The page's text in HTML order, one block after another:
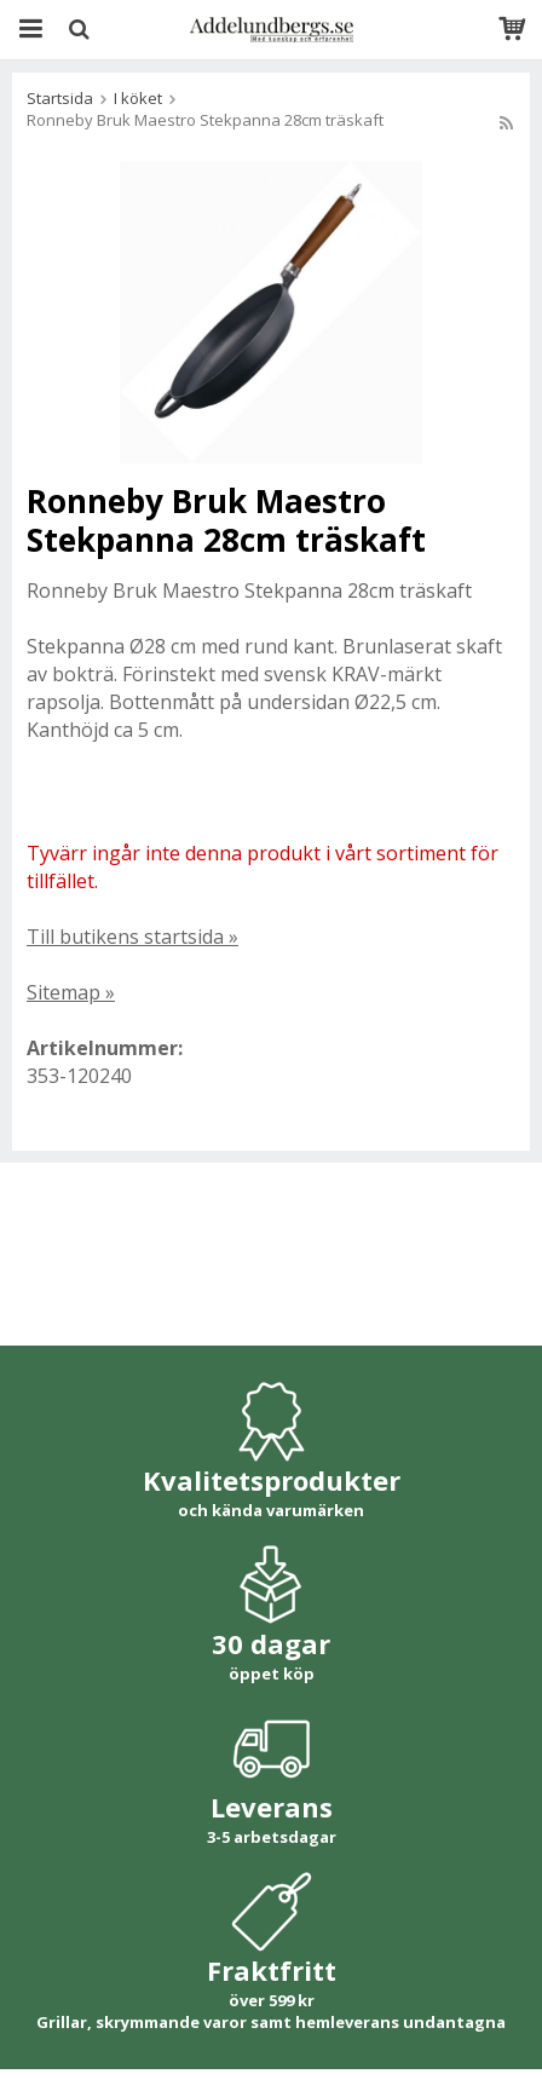
Startsida
I köket
Ronneby Bruk Maestro Stekpanna 28cm träskaft
Ronneby Bruk Maestro
Stekpanna 28cm träskaft
Ronneby Bruk Maestro Stekpanna 28cm träskaft
Stekpanna Ø28 cm med rund kant. Brunlaserat skaft
av bokträ. Förinstekt med svensk KRAV-märkt
rapsolja. Bottenmått på undersidan Ø22,5 cm.
Kanthöjd ca 5 cm.
Tyvärr ingår inte denna produkt i vårt sortiment för
tillfället.
Till butikens startsida »
Sitemap »
Artikelnummer:
353-120240
Kvalitetsprodukter
och kända varumärken
30 dagar
öppet köp
Leverans
3-5 arbetsdagar
Fraktfritt
över 599 kr
Grillar, skrymmande varor samt hemleverans undantagna